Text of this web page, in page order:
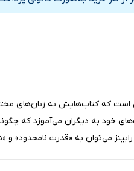
است که کتاب‌هایش به زبان‌های
خود به دیگران می‌آموزد که
می‌توان به «قدرت نامحدود» و